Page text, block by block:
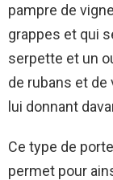
pampre de
grappes et qui
serpette et un
de rubans et de
lui donnant
Ce type de
permet pour